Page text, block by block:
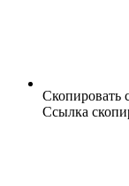
Скопировать
Ссылка